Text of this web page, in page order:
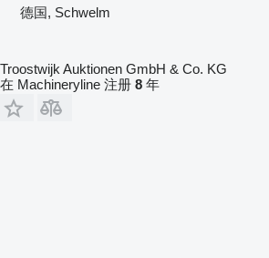
德国, Schwelm
Troostwijk Auktionen GmbH & Co. KG
在 Machineryline 注册 8 年